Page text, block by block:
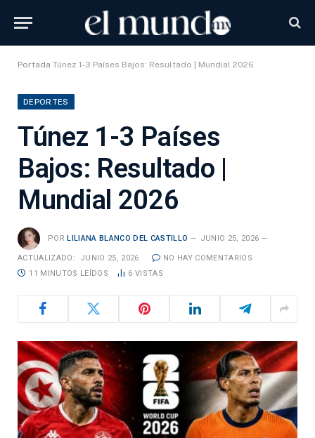
Portada Túnez 1-3 Países Bajos: Resultado | Mundial 2026
DEPORTES
Túnez 1-3 Países
Bajos: Resultado |
Mundial 2026
POR LILIANA BLANCO DEL CASTILLO JUNIO 25, 2026
ACTUALIZADO: JUNIO 25, 2026
NO HAY COMENTARIOS
11 MINUTOS LEÍDOS
6 VISTAS